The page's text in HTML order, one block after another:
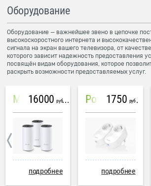
Оборудование
Оборудование — важнейшее звено в цепочке
высокоскоростного интернета и
сигнала на экран вашего телевизора, от
которого зависит надежность предоставления
посвящён видам оборудования, которое
раскрыть возможности предоставляемых услуг.
Mesh система TP-Link Deco M4 (3 устройства)
16000 руб
подробнее
PowerLine Tenda PH6
1750 руб
подробнее